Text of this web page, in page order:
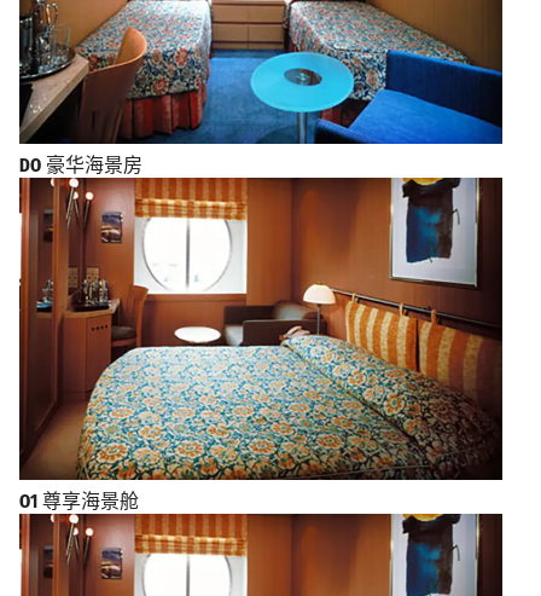
DO 豪华海景房
O1 尊享海景舱